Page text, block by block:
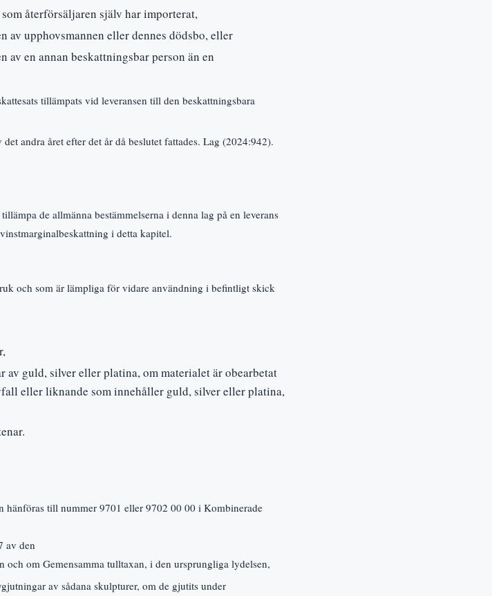
återförsäljaren själv har importerat,
upphovsmannen eller dennes dödsbo, eller
en annan beskattningsbar person än en
tillämpats vid leveransen till den beskattningsbara
andra året efter det år då beslutet fattades. Lag (2024:942).
de allmänna bestämmelserna i denna lag på en leverans
i detta kapitel.
och som är lämpliga för vidare användning i befintligt skick
guld, silver eller platina, om materialet är obearbetat
eller liknande som innehåller guld, silver eller platina,
hänföras till nummer 9701 eller 9702 00 00 i Kombinerade
av den
om Gemensamma tulltaxan, i den ursprungliga lydelsen,
av sådana skulpturer, om de gjutits under